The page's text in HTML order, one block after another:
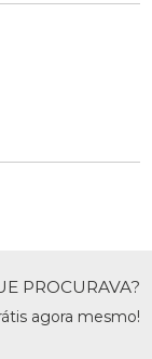
PROCURAVA?
agora mesmo!